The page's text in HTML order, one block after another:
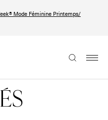
Mode Féminine Printemps/